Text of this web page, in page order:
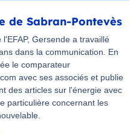
de Sabran-Pontevès
l'EFAP, Gersende a travaillé
dans la communication. En
le comparateur
avec ses associés et publie
des articles sur l'énergie avec
particulière concernant les